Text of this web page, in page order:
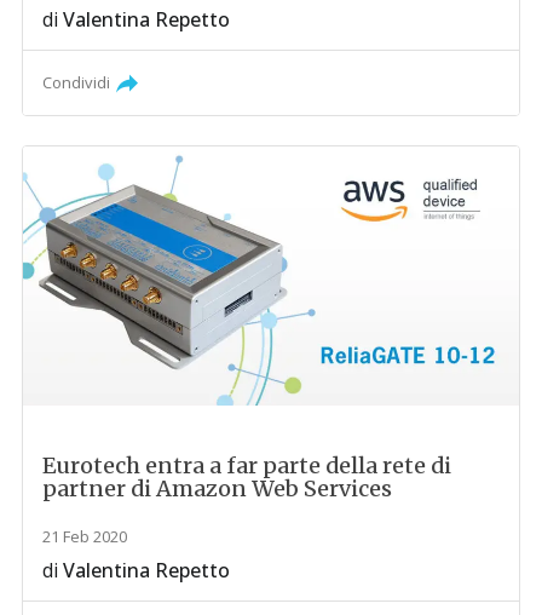
diValentina Repetto
Condividi
Eurotech entra a far parte della rete di
partner di Amazon Web Services
21 Feb 2020
diValentina Repetto